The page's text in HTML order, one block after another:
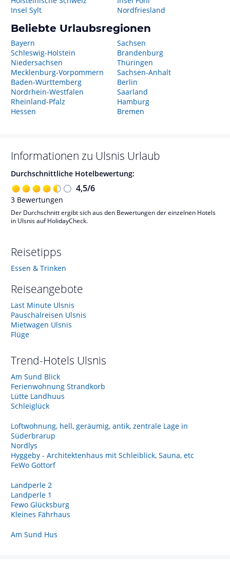
Insel Sylt
Nordfriesland
Beliebte Urlaubsregionen
Bayern
Schleswig-Holstein
Niedersachsen
Mecklenburg-Vorpommern
Baden-Württemberg
Nordrhein-Westfalen
Rheinland-Pfalz
Hessen
Sachsen
Brandenburg
Thüringen
Sachsen-Anhalt
Berlin
Saarland
Hamburg
Bremen
Informationen zu Ulsnis Urlaub
Durchschnittliche Hotelbewertung:
4,5/6
3 Bewertungen
Der Durchschnitt ergibt sich aus den Bewertungen der einzelnen Hotels
in Ulsnis auf HolidayCheck.
Reisetipps
Essen & Trinken
Reiseangebote
Last Minute Ulsnis
Pauschalreisen Ulsnis
Mietwagen Ulsnis
Flüge
Trend-Hotels Ulsnis
Am Sund Blick
Ferienwohnung Strandkorb
Lütte Landhuus
Schleiglück
Loftwohnung, hell, geräumig, antik, zentrale Lage in
Süderbrarup
Nordlys
Hyggeby - Architektenhaus mit Schleiblick, Sauna, etc
FeWo Gottorf
Landperle 2
Landperle 1
Fewo Glücksburg
Kleines Fährhaus
Am Sund Hus